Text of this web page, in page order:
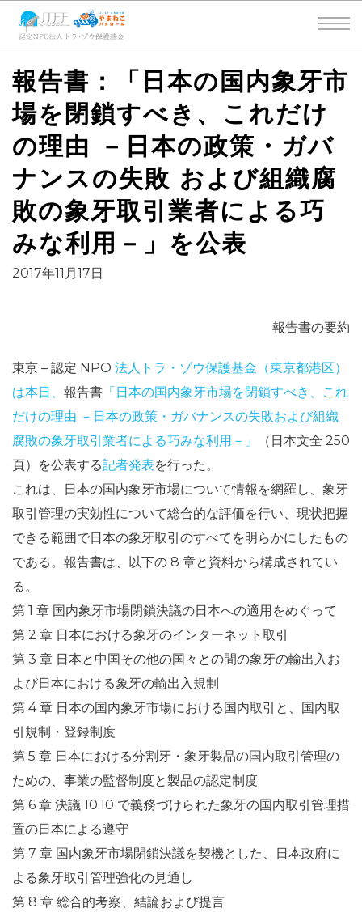
報告書：「日本の国内象牙市
場を閉鎖すべき、これだけ
の理由 －日本の政策・ガバ
ナンスの失敗 および組織腐
敗の象牙取引業者による巧
みな利用－」を公表
2017年11月17日
報告書の要約
東京 – 認定 NPO 法人トラ・ゾウ保護基金（東京都港区）
は本日、 報告書 「日本の国内象牙市場を閉鎖すべき、これ
だけの理由 －日本の政策・ガバナンスの失敗および組織
腐敗の象牙取引業者による巧みな利用－」
（日本文全 250
頁）を公表する記者発表を行った。
これは、日本の国内象牙市場について情報を網羅し、象牙
取引管理の実効性について総合的な評価を行い、現状把握
できる範囲で日本の象牙取引のすべてを明らかにしたもの
である。報告書は、以下の 8 章と資料から構成されてい
る。
第 1 章 国内象牙市場閉鎖決議の日本への適用をめぐって
第 2 章 日本における象牙のインターネット取引
第 3 章 日本と中国その他の国々との間の象牙の輸出入お
よび日本における象牙の輸出入規制
第 4 章 日本の国内象牙市場における国内取引と、国内取
引規制・登録制度
第 5 章 日本における分割牙・象牙製品の国内取引管理の
ための、事業の監督制度と製品の認定制度
第 6 章 決議 10.10 で義務づけられた象牙の国内取引管理措
置の日本による遵守
第 7 章 国内象牙市場閉鎖決議を契機とした、日本政府に
よる象牙取引管理強化の見通し
第 8 章 総合的考察、結論および提言